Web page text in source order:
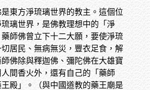
東方淨琉璃世界的教主。這個位
璃世界，是佛教理想中的「淨
師佛曾立下十二大願，要使淨琉
居民、無病無災，豐衣足食，解
佛除與釋迦佛、彌陀佛在大雄寶
間香火外，還有自己的「藥師
殿」。（與中國道教的藥王廟是